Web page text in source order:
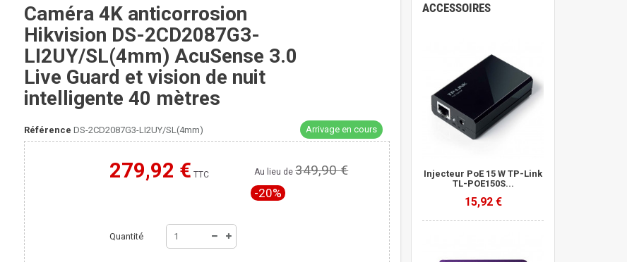
Caméra 4K anticorrosion
Hikvision DS-2CD2087G3-
LI2UY/SL(4mm) AcuSense 3.0
Live Guard et vision de nuit
intelligente 40 mètres
Référence DS-2CD2087G3-LI2UY/SL(4mm) Arrivage en cours
279,92 € TTC
Moins cher ailleurs ? Au lieu de349,90 €
-20%
Quantité
ACCESSOIRES
Injecteur PoE 15 W TP-Link
TL-POE150S...
15,92 €